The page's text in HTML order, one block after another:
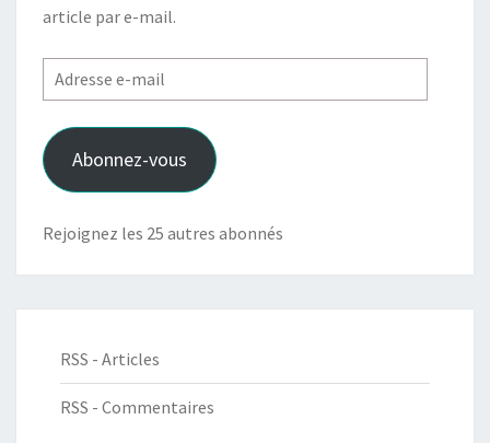
article par e-mail.
Adresse
e-
mail
Abonnez-vous
Rejoignez les 25 autres abonnés
RSS - Articles
RSS - Commentaires